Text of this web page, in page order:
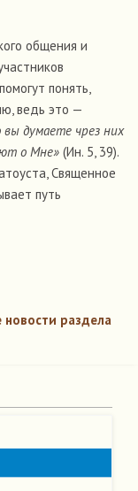
общения и
понять,
ведь это —
вы думаете чрез них
о Мне» (Ин. 5, 39).
Священное
путь
новости раздела